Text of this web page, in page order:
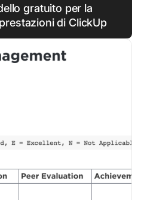
gratuito per la
di ClickUp